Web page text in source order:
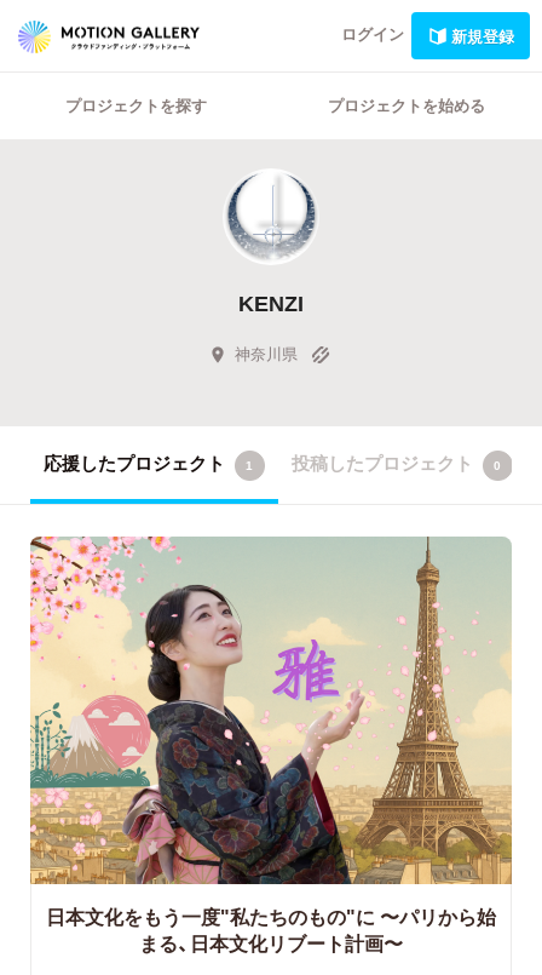
ログイン 新規登録
プロジェクトを探す プロジェクトを始める
KENZI
神奈川県
応援したプロジェクト 1 投稿したプロジェクト 0
日本文化をもう一度"私たちのもの"に 〜パリから始
まる、日本文化リブート計画〜